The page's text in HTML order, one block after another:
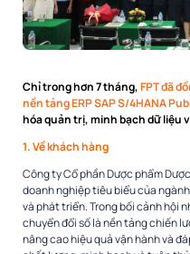
Chỉ trong hơn 7 tháng,FPT đã
nền tảng ERP SAP S/4HANA
hóa quản trị, minh bạch dữ liệu
1. Về khách hàng
Công ty Cổ phần Dược phẩm
doanh nghiệp tiêu biểu của
và phát triển. Trong bối cảnh hội
chuyển đổi số là nền tảng chiến
nâng cao hiệu quả vận hành và